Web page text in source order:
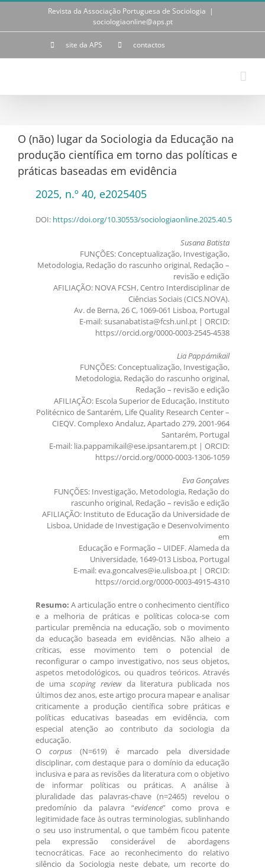
Skip
Revista da Associação Portuguesa de Sociologia |
sociologiaonline@aps.pt
site da APS contactos
O (não) lugar da Sociologia da Educação na
produção científica em torno das políticas e
práticas baseadas em evidência
2025, n.º 40, e2025405
DOI: https://doi.org/10.30553/sociologiaonline.2025.40.5
Susana Batista
FUNÇÕES: Conceptualização, Investigação,
Metodologia, Redação do rascunho original, Redação –
revisão e edição
AFILIAÇÃO: NOVA FCSH, Centro Interdisciplinar de
Ciências Sociais (CICS.NOVA).
Av. de Berna, 26 C, 1069-061 Lisboa, Portugal
E-mail: susanabatista@fcsh.unl.pt | ORCID:
https://orcid.org/0000-0003-2545-4538
Lia Pappámikail
FUNÇÕES: Conceptualização, Investigação,
Metodologia, Redação do rascunho original,
Redação – revisão e edição
AFILIAÇÃO: Escola Superior de Educação, Instituto
Politécnico de Santarém, Life Quality Research Center –
CIEQV. Complexo Andaluz, Apartado 279, 2001-964
Santarém, Portugal
E-mail: lia.pappamikail@ese.ipsantarem.pt | ORCID:
https://orcid.org/0000-0003-1306-1059
Eva Gonçalves
FUNÇÕES: Investigação, Metodologia, Redação do
rascunho original, Redação – revisão e edição
AFILIAÇÃO: Instituto de Educação da Universidade de
Lisboa, Unidade de Investigação e Desenvolvimento
em
Educação e Formação – UIDEF. Alameda da
Universidade, 1649-013 Lisboa, Portugal
E-mail: eva.goncalves@ie.ulisboa.pt | ORCID:
https://orcid.org/0000-0003-4915-4310
Resumo: A articulação entre o conhecimento científico
e a melhoria de práticas e políticas coloca-se com
particular premência na educação, sob o movimento
da educação baseada em evidências. Não alheio a
críticas, esse movimento tem o potencial de
reconfigurar o campo investigativo, nos seus objetos,
aspetos metodológicos, ou quadros teóricos. Através
de umascoping reviewda literatura publicada nos
últimos dez anos, este artigo procura mapear e analisar
criticamente a produção científica sobre práticas e
políticas educativas baseadas em evidência, com
especial atenção ao contributo da sociologia da
educação.
Ocorpus(N=619) é marcado pela diversidade
disciplinar, com destaque para o domínio da educação
inclusiva e para as revisões da literatura com o objetivo
de informar políticas ou práticas. A análise à
pluralidade das palavras-chave (n=2465) revelou o
predomínio da palavra “evidence” como prova e
legitimidade face às outras terminologias, sublinhando
o seu uso instrumental, o que também ficou patente
pela expressão considerável de abordagens
tecnocráticas. Face ao reconhecimento do relativo
silêncio da Sociologia neste debate, um recorte do